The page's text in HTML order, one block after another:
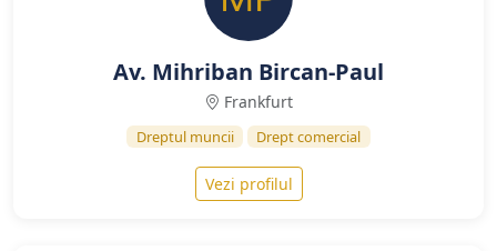
Av. Mihriban Bircan-Paul
Frankfurt
Dreptul muncii Drept comercial
Vezi profilul